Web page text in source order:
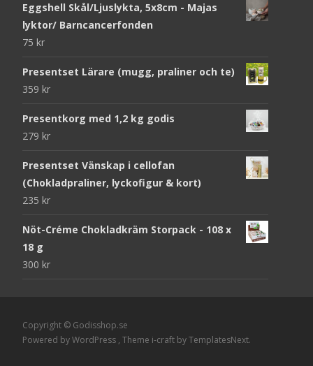
Eggshell Skål/Ljuslykta, 5x8cm - Majas
lyktor/ Barncancerfonden
75 kr
Presentset Lärare (mugg, praliner och te)
359 kr
Presentkorg med 1,2 kg godis
279 kr
Presentset Vänskap i cellofan
(Chokladpraliner, lyckofigur & kort)
235 kr
Nöt-Créme Chokladkräm Storpack - 108 x
18 g
300 kr
Copyright © Godisshop.se
Powered by WordPress , Theme i-craft by TemplatesNext.